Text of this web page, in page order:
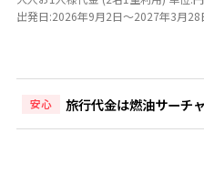
出発日:2026年9月2日～2027年3月28
安心 旅行代金は燃油サーチ